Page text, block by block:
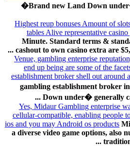
�Brand new Land Down
Highest reup bonuses Amount of
tables Alive representative
Minute. Standard terms &
cashout to own casino extra are
Venue, gambling enterprise
end up being are some of the
establishment broker shell out around
gambling establishment broker
Down under� generally
Yes, Midaur Gambling enterprise
cellular-compatible, enabling people
ios and you may Android os products
a diverse video game options, also